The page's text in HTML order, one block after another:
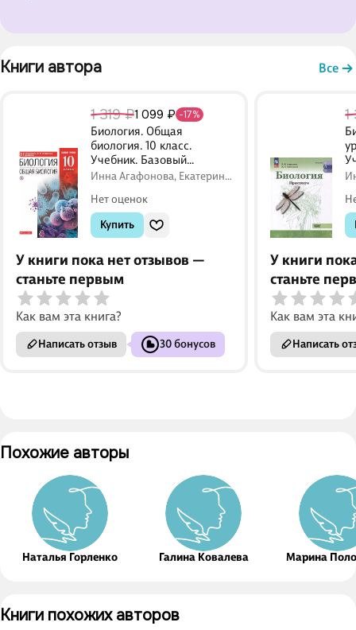
Книги автора Все
1 319 ₽1 099 ₽ -17%
Биология. Общая
биология. 10 класс.
Учебник. Базовый
уровень
Инна Агафонова, Екатерина
Сивоглазов
Нет оценок
Купить
У книги пока нет отзывов —
станьте первым
Как вам эта книга?
Написать отзыв 30 бонусов
1
У книги
станьте
Как вам эта
Написать
Похожие авторы
Наталья Горленко Галина Ковалева Марина
Книги похожих авторов